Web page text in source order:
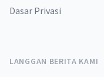
Dasar Privasi
LANGGAN BERITA KAMI